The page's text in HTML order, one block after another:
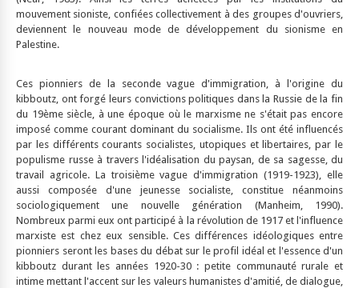
mouvement sioniste, confiées collectivement à des groupes d'ouvriers,
deviennent le nouveau mode de développement du sionisme en
Palestine.
Ces pionniers de la seconde vague d'immigration, à l'origine du
kibboutz, ont forgé leurs convictions politiques dans la Russie de la fin
du 19ème siècle, à une époque où le marxisme ne s'était pas encore
imposé comme courant dominant du socialisme. Ils ont été influencés
par les différents courants socialistes, utopiques et libertaires, par le
populisme russe à travers l'idéalisation du paysan, de sa sagesse, du
travail agricole. La troisième vague d'immigration (1919-1923), elle
aussi composée d'une jeunesse socialiste, constitue néanmoins
sociologiquement une nouvelle génération (Manheim, 1990).
Nombreux parmi eux ont participé à la révolution de 1917 et l'influence
marxiste est chez eux sensible. Ces différences idéologiques entre
pionniers seront les bases du débat sur le profil idéal et l'essence d'un
kibboutz durant les années 1920-30 : petite communauté rurale et
intime mettant l'accent sur les valeurs humanistes d'amitié, de dialogue,